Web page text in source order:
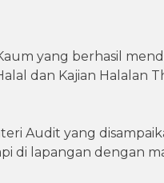
yang berhasil
dan Kajian Halalan
Audit yang
di lapangan dengan